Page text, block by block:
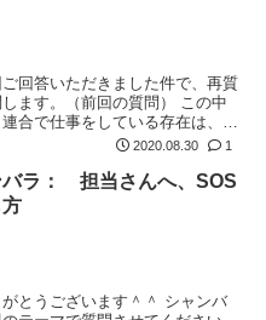
回答いただきました件で、再質
ます。（前回の質問） この中
合で仕事をしている存在は、深
2020.08.30 1
バラ： 担当さんへ、SOS
とうございます＾＾ シャンバ